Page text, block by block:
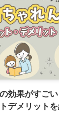
効果がすご
デメリットを